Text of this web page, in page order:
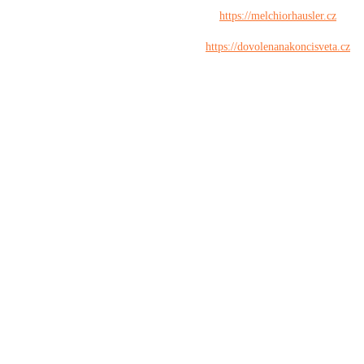
https://melchiorhausler.cz
https://dovolenanakoncisveta.cz